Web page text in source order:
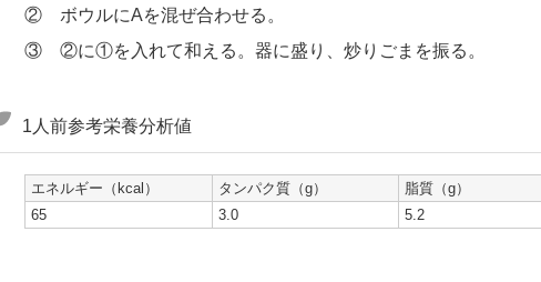
② ボウルにAを混ぜ合わせる。
③ ②に①を入れて和える。器に盛り、炒りごまを振る。
1人前参考栄養分析値
エネルギー（kcal） タンパク質（g） 脂質（g）
65
3.0 5.2